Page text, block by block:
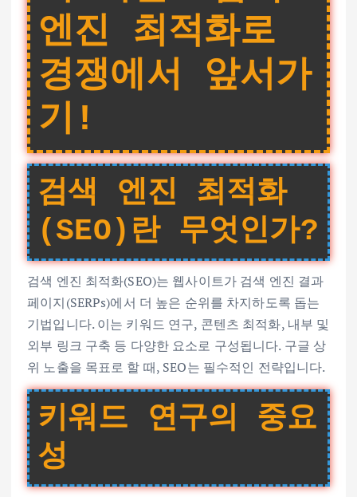
엔진 최적화로
경쟁에서 앞서가
기!
검색 엔진 최적화
(SEO)란 무엇인가?
검색 엔진 최적화(SEO)는 웹사이트가 검색 엔진 결과
페이지(SERPs)에서 더 높은 순위를 차지하도록 돕는
기법입니다. 이는 키워드 연구, 콘텐츠 최적화, 내부 및
외부 링크 구축 등 다양한 요소로 구성됩니다. 구글 상
위 노출을 목표로 할 때, SEO는 필수적인 전략입니다.
키워드 연구의 중요
성